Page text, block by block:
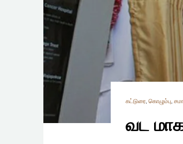
கட்டுரை, கொழும்பு,
வட